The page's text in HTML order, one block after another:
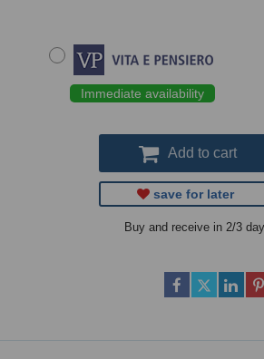
Immediate availability
Add to cart
save for later
Buy and receive in 2/3